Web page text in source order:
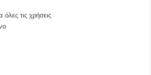
όλες τις χρήσεις